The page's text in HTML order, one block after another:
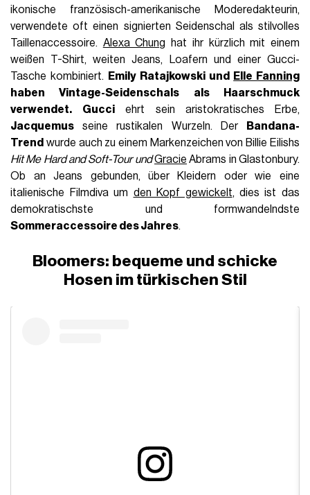
ikonische französisch-amerikanische Moderedakteurin,
verwendete oft einen signierten Seidenschal als stilvolles
Taillenaccessoire. Alexa Chung hat ihr kürzlich mit einem
weißen T-Shirt, weiten Jeans, Loafern und einer Gucci-
Tasche kombiniert.
Emily Ratajkowski und
Elle Fanning
haben Vintage-Seidenschals als Haarschmuck
verwendet.
Gucci ehrt sein aristokratisches Erbe,
Jacquemus seine rustikalen Wurzeln. Der
Bandana-
Trend wurde auch zu einem Markenzeichen von Billie Eilishs
Hit Me Hard and Soft-Tour und Gracie Abrams in Glastonbury.
Ob an Jeans gebunden, über Kleidern oder wie eine
italienische Filmdiva um den Kopf gewickelt, dies ist das
demokratischste und formwandelndste
Sommeraccessoire des Jahres.
Bloomers: bequeme und schicke
Hosen im türkischen Stil